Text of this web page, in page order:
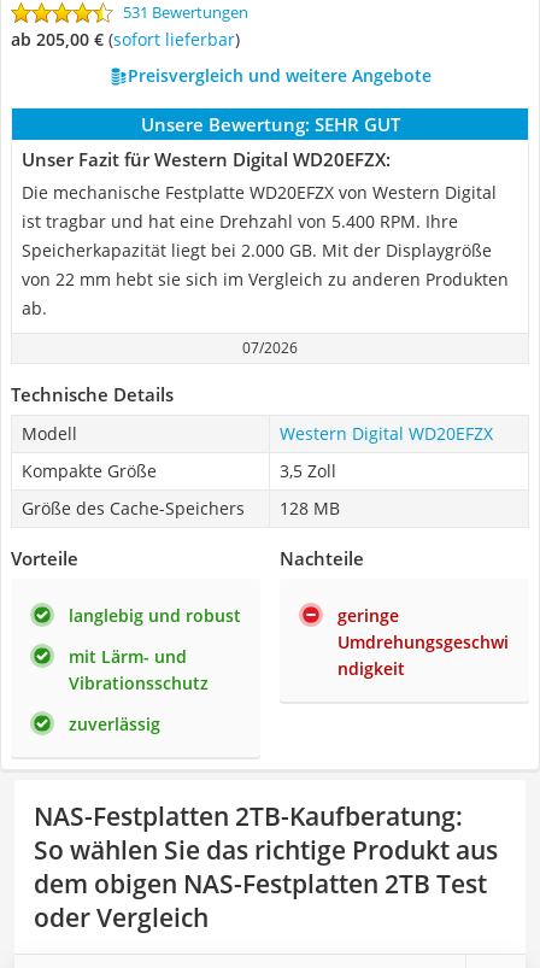
531 Bewertungen
ab 205,00 € ( Sofort lieferbar)
Preisvergleich und weitere Angebote
Unsere Bewertung: SEHR GUT
Unser Fazit für Western Digital WD20EFZX:
Die mechanische Festplatte WD20EFZX von Western Digital
ist tragbar und hat eine Drehzahl von 5.400 RPM. Ihre
Speicherkapazität liegt bei 2.000 GB. Mit der Displaygröße
von 22 mm hebt sie sich im Vergleich zu anderen Produkten
ab.
07/2026
Technische Details
Modell
Western Digital WD20EFZX
Kompakte Größe
3,5 Zoll
Größe des Cache-Speichers
128 MB
Vorteile
langlebig und robust
mit Lärm- und
Vibrationsschutz
zuverlässig
Nachteile
geringe
Umdrehungsgeschwi
ndigkeit
NAS-Festplatten 2TB-Kaufberatung:
So wählen Sie das richtige Produkt aus
dem obigen NAS-Festplatten 2TB Test
oder Vergleich